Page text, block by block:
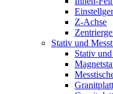
Z-Achse
Stativ und
Stativ